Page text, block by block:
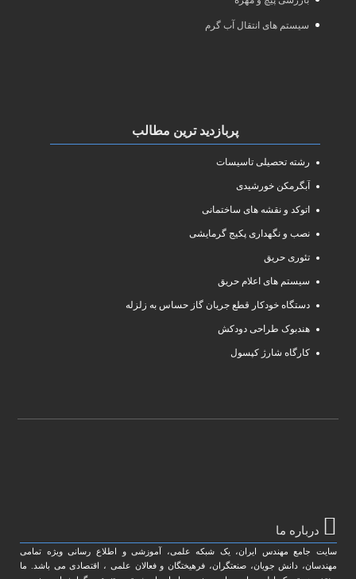
سیستم های انتقال آب گرم
پربازدید ترین مطالب
رشته تحصیلی تاسیسات
آبگرمکن خورشیدی
اتوکد و نقشه های ساختمانی
نصب و نگهداری پکیج گرمایشی
تئوری حریق
سیستم های اعلام حریق
دستگاه خودکار قطع جریان گاز حساس به زلزله
هندبوک طراحی دودکش
کارگاه شارژ کپسول
درباره ما
سایت جامع مهندس ایران، یک شبکه علمی، آموزشی و اطلاع رسانی ویژه تمامی
مهندسان، دانش جویان، صنعتگران، فرهیختگان و فعالان علمی ، اقتصادی می باشد. ما